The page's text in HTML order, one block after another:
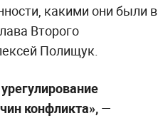
какими они были в
Второго
Полищук.
конфликта», —